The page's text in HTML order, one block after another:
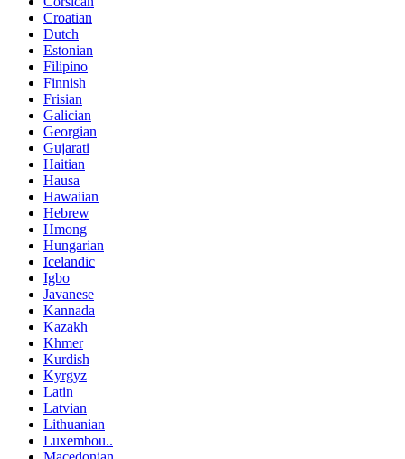
Croatian
Dutch
Estonian
Filipino
Finnish
Frisian
Galician
Georgian
Gujarati
Haitian
Hausa
Hawaiian
Hebrew
Hmong
Hungarian
Icelandic
Igbo
Javanese
Kannada
Kazakh
Khmer
Kurdish
Kyrgyz
Latin
Latvian
Lithuanian
Luxembou..